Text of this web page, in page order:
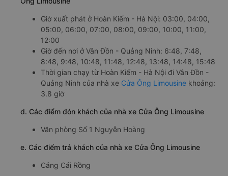
Giờ xuất phát ở Hoàn Kiếm - Hà Nội: 03:00, 04:00,
05:00, 06:00, 07:00, 08:00, 09:00, 10:00, 11:00,
12:00
Giờ đến nơi ở Vân Đồn - Quảng Ninh: 6:48, 7:48,
8:48, 9:48, 10:48, 11:48, 12:48, 13:48, 14:48, 15:48
Thời gian chạy từ Hoàn Kiếm - Hà Nội đi Vân Đồn -
Quảng Ninh của nhà xe Cửa Ông Limousine khoảng:
3.8 giờ
d. Các điểm đón khách của nhà xe Cửa Ông Limousine
Văn phòng Số 1 Nguyễn Hoàng
e. Các điểm trả khách của nhà xe Cửa Ông Limousine
Cảng Cái Rồng